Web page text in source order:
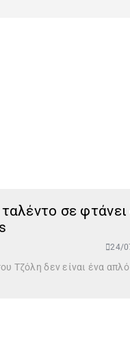
σε
24/
Τζόλη δεν είναι ένα